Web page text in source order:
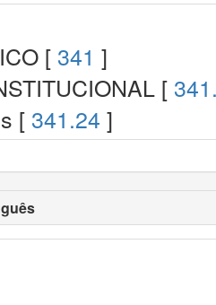
[ 341 ]
[
[ 341.24 ]